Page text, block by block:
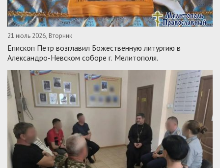
21 июль 2026, Вторник
Епископ Петр возглавил Божественную литургию в
Александро-Невском соборе г. Мелитополя.